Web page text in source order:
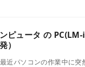
ピュータ の
）
近パソコンの作業中に